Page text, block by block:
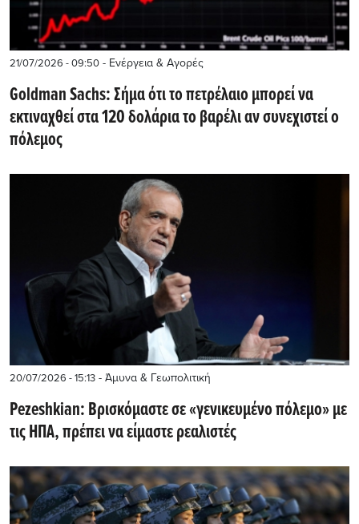
21/07/2026 - 09:50 - Ενέργεια & Αγορές
Goldman Sachs: Σήμα ότι το πετρέλαιο μπορεί να
εκτιναχθεί στα 120 δολάρια το βαρέλι αν συνεχιστεί ο
πόλεμος
20/07/2026 - 15:13 - Άμυνα & Γεωπολιτική
Pezeshkian: Βρισκόμαστε σε «γενικευμένο πόλεμο» με
τις ΗΠΑ, πρέπει να είμαστε ρεαλιστές